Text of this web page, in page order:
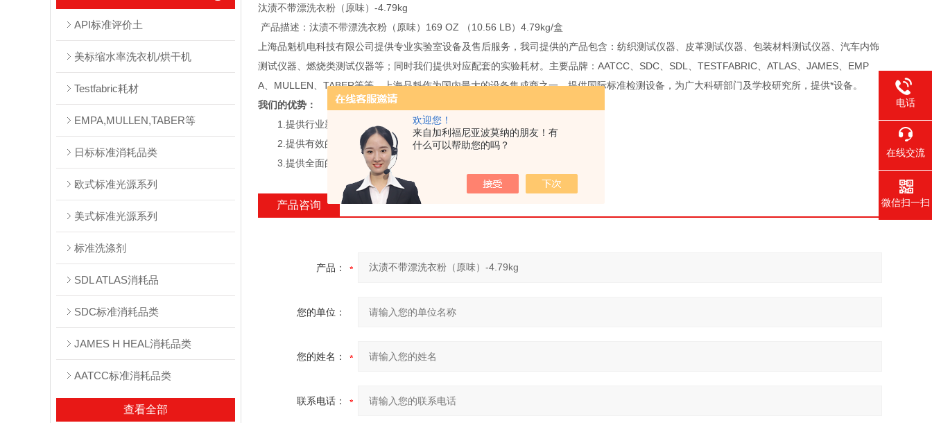
欢迎您！
来自加利福尼亚波莫纳的朋友！有
什么可以帮助您的吗？
API标准评价土
美标缩水率洗衣机/烘干机
Testfabric耗材
EMPA,MULLEN,TABER等
日标标准消耗品类
欧式标准光源系列
美式标准光源系列
标准洗涤剂
SDL ATLAS消耗品
SDC标准消耗品类
JAMES H HEAL消耗品类
AATCC标准消耗品类
查看全部
汰渍不带漂洗衣粉（原味）-4.79kg
产品描述：汰渍不带漂洗衣粉（原味）169 OZ （10.56 LB）4.79kg/盒
上海品魁机电科技有限公司提供专业实验室设备及售后服务，我司提供的产品包含：纺织测试仪器、皮革测试仪器、包装材料测试仪器、汽车内饰
测试仪器、燃烧类测试仪器等；同时我们提供对应配套的实验耗材。主要品牌：AATCC、SDC、SDL、TESTFABRIC、ATLAS、JAMES、EMP
A、MULLEN、TABER等等。上海品魁作为国内最大的设备集成商之一，提供国际标准检测设备，为广大科研部门及学校研究所，提供*设备。
我们的优势：
1.提供行业新产品、新技术;
2.提供有效的技术支持和服务;
3.提供全面的实验室检测设备
产品咨询
产品：
您的单位：
您的姓名：
联系电话：
电话
在线交流
微信扫一扫